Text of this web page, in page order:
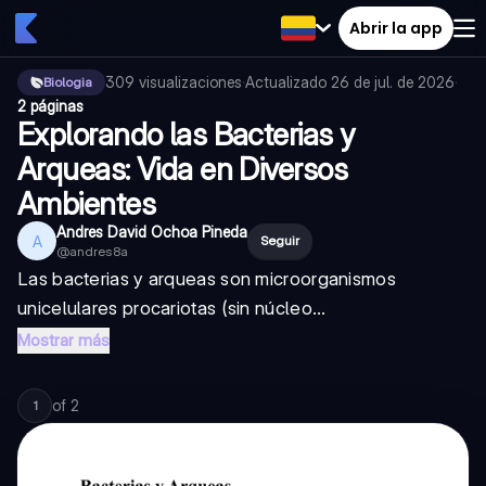
Abrir la app
Biologia 309 visualizaciones·Actualizado 26 de jul. de 2026·
2 páginas
Explorando las Bacterias y
Arqueas: Vida en Diversos
Ambientes
A Andres David Ochoa Pineda
@andres8a
Seguir
Las bacterias y arqueas son microorganismos
unicelulares procariotas (sin núcleo...
Mostrar más
1 of 2